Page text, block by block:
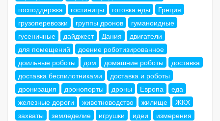
господдержка
гостиницы готовка еды
Греция
грузоперевозки
группы дронов
гуманоидные
гусеничные
дайджест Дания
двигатели
для помещений
доение роботизированное
доильные роботы
дом домашние роботы
доставка
доставка беспилотниками
доставка и роботы
дронизация
дронопорты дроны Европа
еда
железные дороги
животноводство жилище
ЖКХ
захваты
земледелие игрушки идеи
измерения